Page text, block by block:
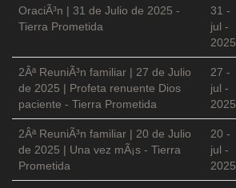
OraciÃ³n | 31 de Julio de 2025 -
Tierra Prometida
31 -
jul -
2025
2Âª ReuniÃ³n familiar | 27 de Julio
de 2025 | Profeta renuente Dios
paciente - Tierra Prometida
27 -
jul -
2025
2Âª ReuniÃ³n familiar | 20 de Julio
de 2025 | Una vez mÃ¡s - Tierra
Prometida
20 -
jul -
2025